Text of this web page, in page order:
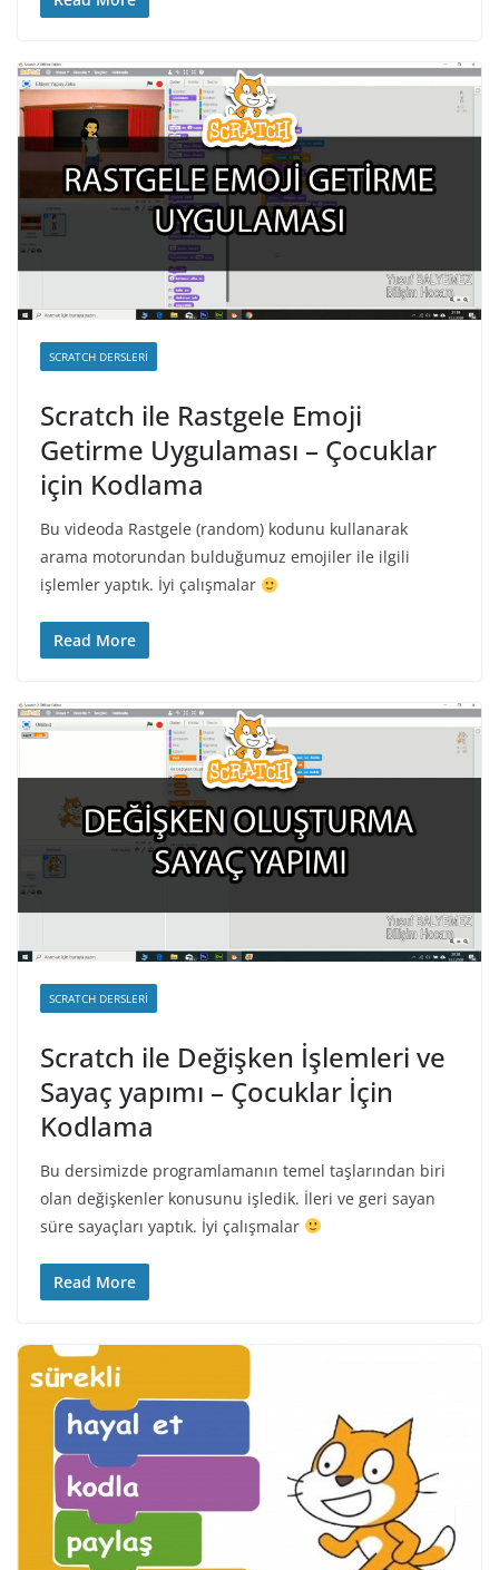
SCRATCH DERSLERI
Scratch ile Rastgele Emoji
Getirme Uygulaması – Çocuklar
için Kodlama
Bu videoda Rastgele (random) kodunu kullanarak
arama motorundan bulduğumuz emojiler ile ilgili
işlemler yaptık. İyi çalışmalar
Read More
SCRATCH DERSLERI
Scratch ile Değişken İşlemleri ve
Sayaç yapımı – Çocuklar İçin
Kodlama
Bu dersimizde programlamanın temel taşlarından biri
olan değişkenler konusunu işledik. İleri ve geri sayan
süre sayaçları yaptık. İyi çalışmalar
Read More